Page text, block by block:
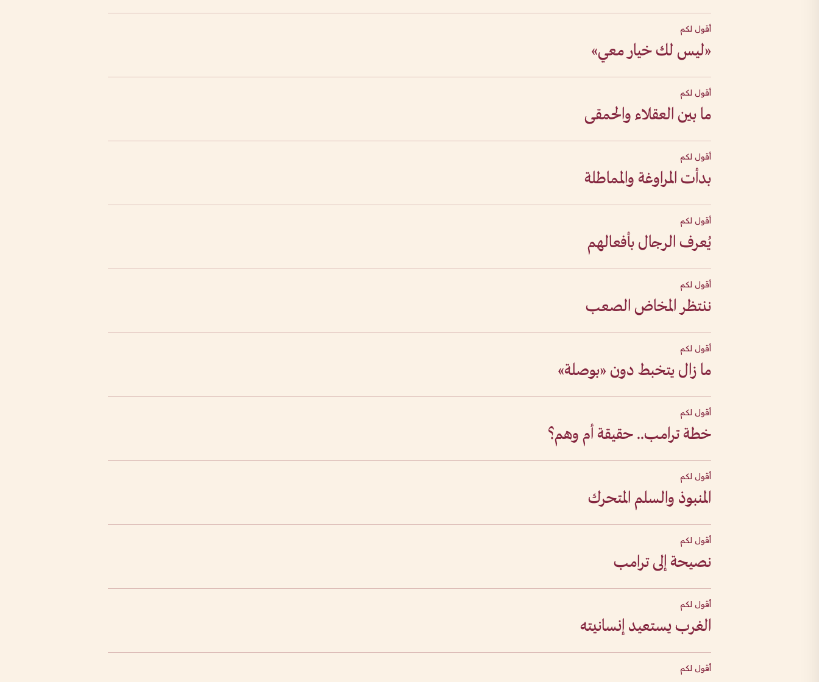
أقول لكم
«ليس لك خيار معي»
أقول لكم
ما بين العقلاء والحمقى
أقول لكم
بدأت المراوغة والمماطلة
أقول لكم
يُعرف الرجال بأفعالهم
أقول لكم
ننتظر المخاض الصعب
أقول لكم
ما زال يتخبط دون «بوصلة»
أقول لكم
خطة ترامب.. حقيقة أم وهم؟
أقول لكم
المنبوذ والسلم المتحرك
أقول لكم
نصيحة إلى ترامب
أقول لكم
الغرب يستعيد إنسانيته
أقول لكم